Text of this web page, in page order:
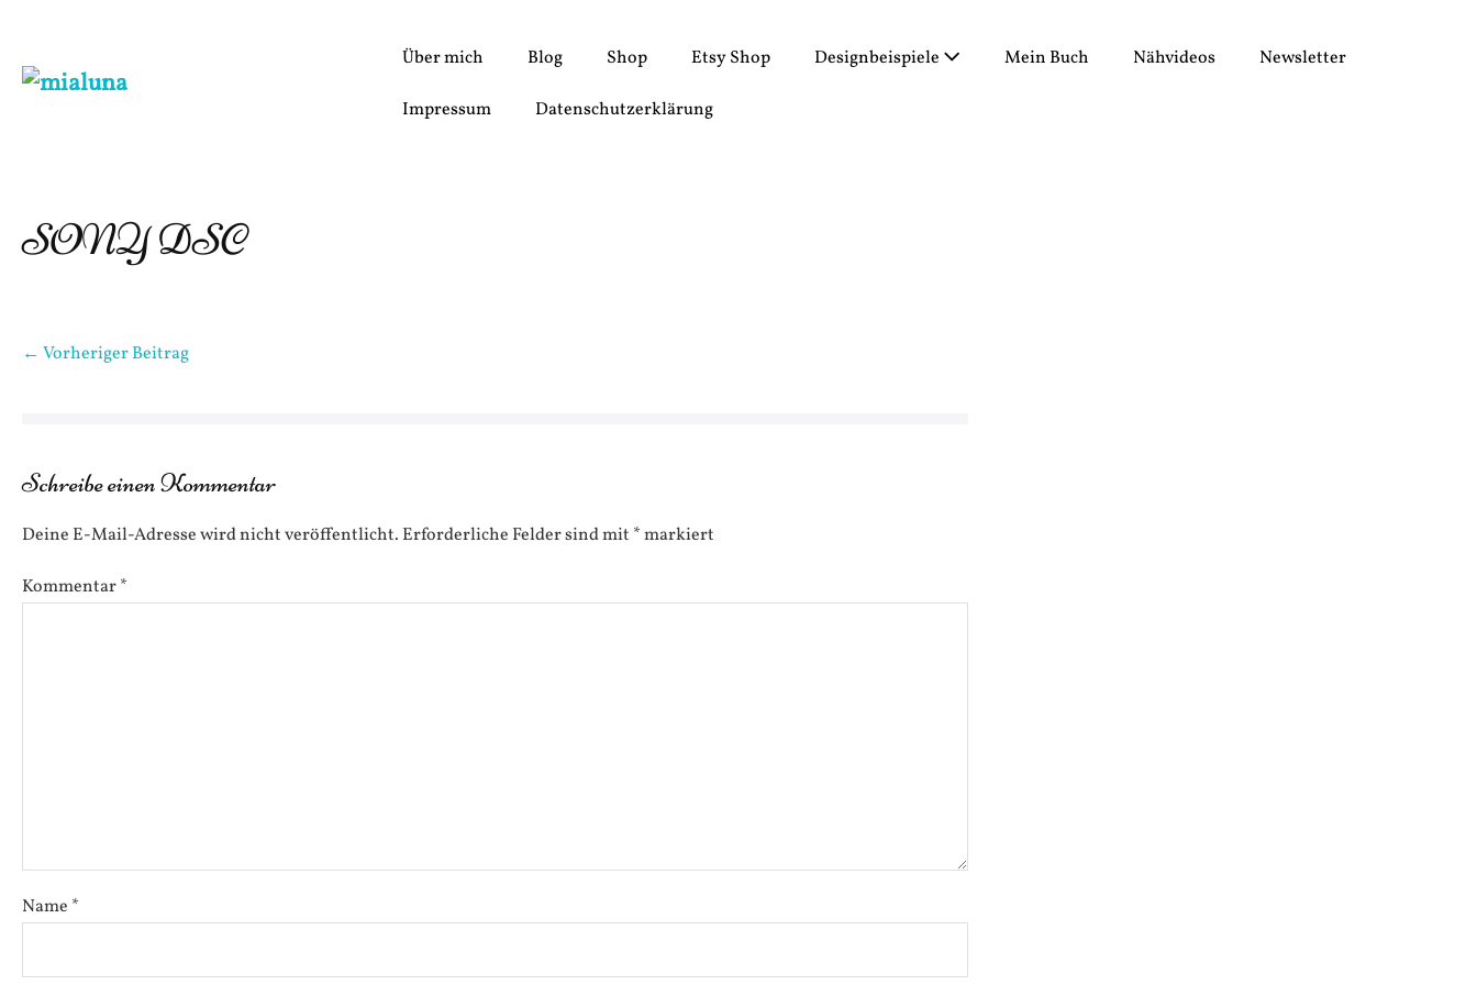
springen
Über mich Blog Shop Etsy Shop Designbeispiele Mein Buch Nähvideos Newsletter
Impressum Datenschutzerklärung
SONY DSC
Beitragsnavigation
← Vorheriger Beitrag
Schreibe einen Kommentar
Deine E-Mail-Adresse wird nicht veröffentlicht. Erforderliche Felder sind mit *markiert
Kommentar*
Name *